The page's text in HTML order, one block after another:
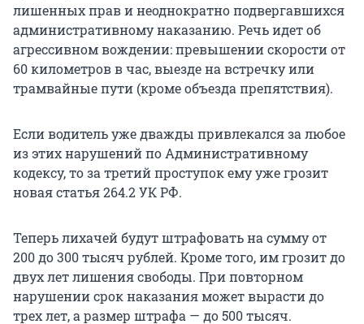
лишенных прав и неоднократно подвергавшихся
административному наказанию. Речь идет об
агрессивном вождении: превышении скорости от
60 километров в час, выезде на встречку или
трамвайные пути (кроме объезда препятствия).
Если водитель уже дважды привлекался за любое
из этих нарушений по Административному
кодексу, то за третий проступок ему уже грозит
новая статья 264.2 УК РФ.
Теперь лихачей будут штрафовать на сумму от
200 до 300 тысяч рублей. Кроме того, им грозит до
двух лет лишения свободы. При повторном
нарушении срок наказания может вырасти до
трех лет, а размер штрафа — до 500 тысяч.